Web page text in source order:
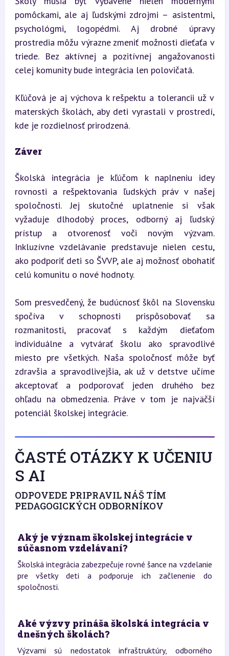
pomôckami, ale aj ľudskými zdrojmi – asistentmi,
psychológmi, logopédmi. Aj drobné úpravy
prostredia môžu výrazne zmeniť možnosti dieťaťa v
triede. Bez aktívnej a pozitívnej angažovanosti
celej komunity bude integrácia len polovičatá.
Kľúčová je aj výchova k rešpektu a tolerancii už v
materských školách, aby deti vyrastali v prostredí,
kde je rozdielnosť prirodzená.
Záver
Školská integrácia je kľúčom k naplneniu idey
rovnosti a rešpektovania ľudských práv v našej
spoločnosti. Jej skutočné uplatnenie si však
vyžaduje dlhodobý proces, odborný aj ľudský
prístup a otvorenosť voči novým výzvam.
Inkluzívne vzdelávanie predstavuje nielen cestu,
ako podporiť deti so ŠVVP, ale aj možnosť obohatiť
celú komunitu o nové hodnoty.
Som presvedčený, že budúcnosť škôl na Slovensku
spočíva v schopnosti prispôsobovať sa
rozmanitosti, pracovať s každým dieťaťom
individuálne a vytvárať školu ako spravodlivé
miesto pre všetkých. Naša spoločnosť môže byť
zdravšia a spravodlivejšia, ak už v detstve učíme
akceptovať a podporovať jeden druhého bez
ohľadu na obmedzenia. Práve v tom je najväčší
potenciál školskej integrácie.
ČASTÉ OTÁZKY K UČENIU
S AI
ODPOVEDE PRIPRAVIL NÁŠ TÍM
PEDAGOGICKÝCH ODBORNÍKOV
Aký je význam školskej integrácie v
súčasnom vzdelávaní?
Školská integrácia zabezpečuje rovné šance na vzdelanie
pre všetky deti a podporuje ich začlenenie do
spoločnosti.
Aké výzvy prináša školská integrácia v
dnešných školách?
Výzvami sú nedostatok infraštruktúry, odborného